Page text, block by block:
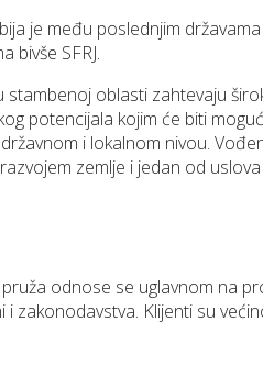
je među poslednjim
bivše SFRJ.
oblasti zahtevaju
potencijala kojim će biti
i lokalnom nivou.
zemlјe i jedan od
odnose se uglavnom na
zakonodavstva. Klijenti su